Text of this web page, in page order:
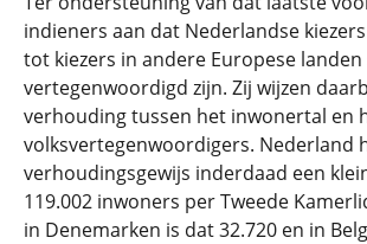
indieners aan dat Nederlandse
tot kiezers in andere Europese
vertegenwoordigd zijn. Zij wijzen
verhouding tussen het inwonertal en
volksvertegenwoordigers. Nederland
verhoudingsgewijs inderdaad een
119.002 inwoners per Tweede
in Denemarken is dat 32.720 en in